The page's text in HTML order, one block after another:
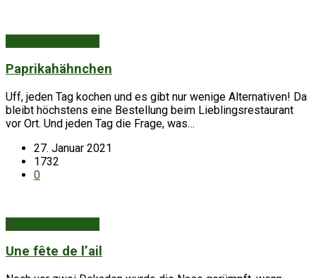
Paprikahähnchen
Uff, jeden Tag kochen und es gibt nur wenige Alternativen! Da
bleibt höchstens eine Bestellung beim Lieblingsrestaurant
vor Ort. Und jeden Tag die Frage, was…
27. Januar 2021
1732
0
Une fête de l’ail